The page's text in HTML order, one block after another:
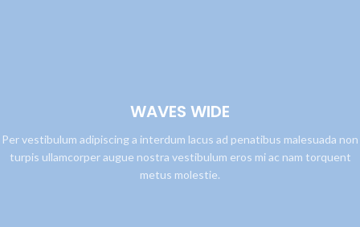
WAVES WIDE
Per vestibulum adipiscing a interdum lacus ad penatibus malesuada non
turpis ullamcorper augue nostra vestibulum eros mi ac nam torquent
metus molestie.